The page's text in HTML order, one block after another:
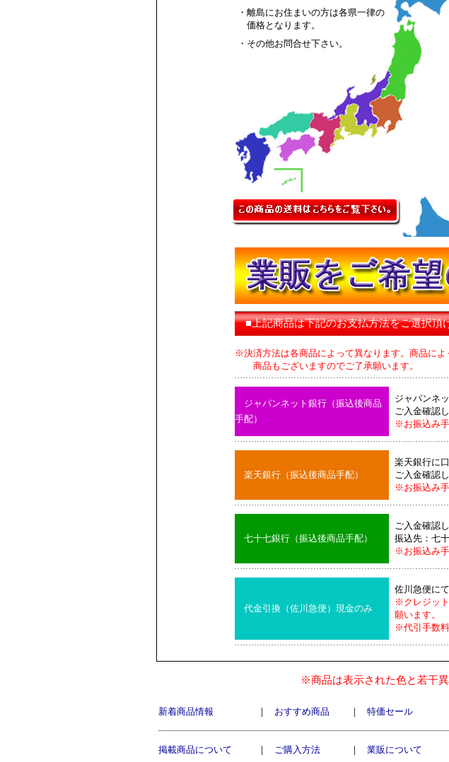
・離島にお住まいの方は各県一律の
価格となります。
・その他お問合せ下さい。
■上記商品は下記のお支払方法をご選択頂
※決済方法は各商品によって異なります。商品に
商品もございますのでご了承願います。
ジャパンネット銀行（振込後商品
手配）
ジャパンネ
ご入金確認
※お振込み
楽天銀行（振込後商品手配）
楽天銀行に
ご入金確認
※お振込み
七十七銀行（振込後商品手配）
ご入金確認
振込先：七
※お振込み
代金引換（佐川急便）現金のみ
佐川急便に
※クレジッ
願います。
※代引手数料
※商品は表示された色と若干
新着商品情報 ｜ おすすめ商品 ｜ 特価セール
掲載商品について ｜ ご購入方法 ｜ 業販について